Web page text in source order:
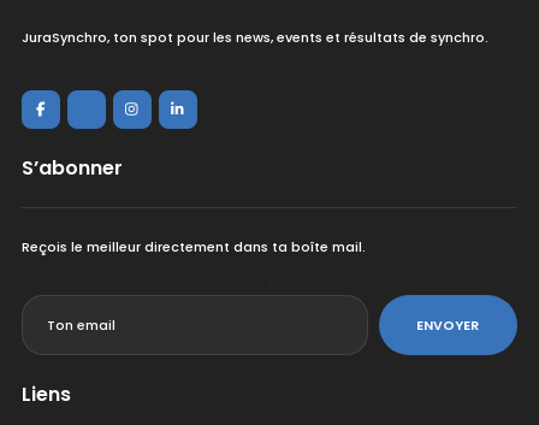
JuraSynchro, ton spot pour les news, events et résultats de synchro.
S’abonner
Reçois le meilleur directement dans ta boîte mail.
ENVOYER
Liens